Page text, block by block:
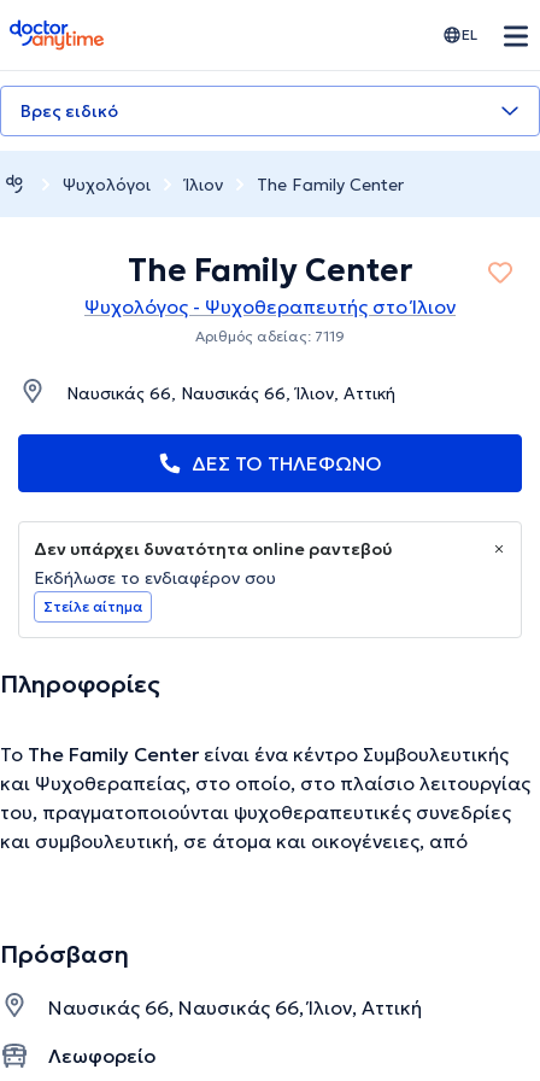
doctoranytime EL
Βρες ειδικό
Ψυχολόγοι Ίλιον The Family Center
The Family Center
Ψυχολόγος - Ψυχοθεραπευτής στο Ίλιον
Αριθμός αδείας: 7119
Ναυσικάς 66, Ναυσικάς 66, Ίλιον, Αττική
ΔΕΣ ΤΟ ΤΗΛΕΦΩΝΟ
Δεν υπάρχει δυνατότητα online ραντεβού
Εκδήλωσε το ενδιαφέρον σου
Στείλε αίτημα
Πληροφορίες
Το The Family Center είναι ένα κέντρο Συμβουλευτικής
και Ψυχοθεραπείας, στο οποίο, στο πλαίσιο λειτουργίας
του, πραγματοποιούνται ψυχοθεραπευτικές συνεδρίες
και συμβουλευτική, σε άτομα και οικογένειες, από
γεγονότων ζωής, όπως απώλεια, διαζύγιο, συγκρουσιακές
όσο και σε παιδιά (ενδεικτικά: αδελφική αντιζηλία,
προσκόλληση, έλλειψη αυτονόμησης, δυσκολίες
προσαρμογής παιδιών/εφήβων, άγχος κ.α), μέσω
Πρόσβαση
Ναυσικάς 66, Ναυσικάς 66, Ίλιον, Αττική
Λεωφορείο